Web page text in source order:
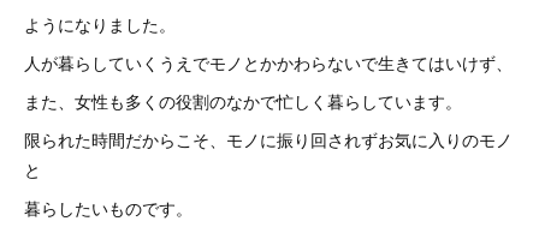
ようになりました。
人が暮らしていくうえでモノとかかわらないで生きてはいけず、
また、女性も多くの役割のなかで忙しく暮らしています。
限られた時間だからこそ、モノに振り回されずお気に入りのモノ
と
暮らしたいものです。